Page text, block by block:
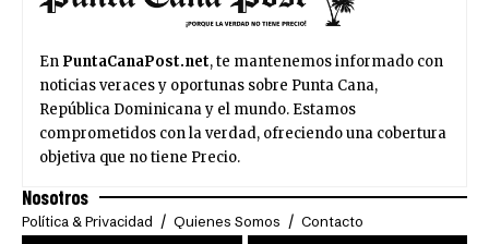
En PuntaCanaPost.net, te mantenemos informado con
noticias veraces y oportunas sobre Punta Cana,
República Dominicana y el mundo. Estamos
comprometidos con la verdad, ofreciendo una cobertura
objetiva que no tiene Precio.
Nosotros
Política & Privacidad Quienes Somos Contacto